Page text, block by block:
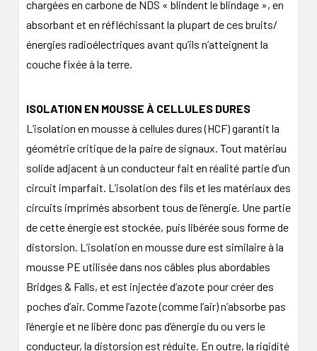
chargées en carbone de NDS « blindent le blindage », en
absorbant et en réfléchissant la plupart de ces bruits/
énergies radioélectriques avant qu’ils n’atteignent la
couche fixée à la terre.
ISOLATION EN MOUSSE À CELLULES DURES
L’isolation en mousse à cellules dures (HCF) garantit la
géométrie critique de la paire de signaux. Tout matériau
solide adjacent à un conducteur fait en réalité partie d’un
circuit imparfait. L’isolation des fils et les matériaux des
circuits imprimés absorbent tous de l’énergie. Une partie
de cette énergie est stockée, puis libérée sous forme de
distorsion. L’isolation en mousse dure est similaire à la
mousse PE utilisée dans nos câbles plus abordables
Bridges & Falls, et est injectée d’azote pour créer des
poches d’air. Comme l’azote (comme l’air) n’absorbe pas
l’énergie et ne libère donc pas d’énergie du ou vers le
conducteur, la distorsion est réduite. En outre, la rigidité